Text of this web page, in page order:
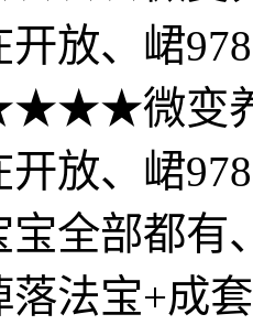
开放、峮
微变
放、峮
宝全部都有
落法宝+成